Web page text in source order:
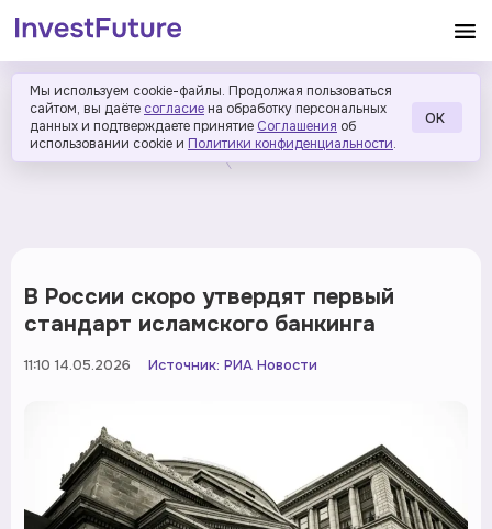
Мы используем cookie-файлы. Продолжая пользоваться
сайтом, вы даёте согласие на обработку персональных
данных и подтверждаете принятие Соглашения об
использовании cookie и Политики конфиденциальности.
ОК
В России скоро утвердят первый
стандарт исламского банкинга
11:10 14.05.2026 Источник: РИА Новости